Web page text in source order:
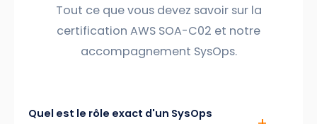
Tout ce que vous devez savoir sur la
certification AWS SOA-C02 et notre
accompagnement SysOps.
Quel est le rôle exact d'un SysOps